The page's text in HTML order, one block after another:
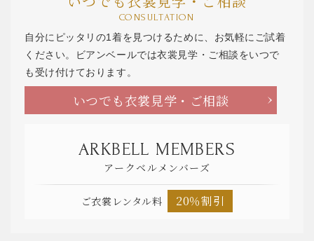
CONSULTATION
自分にピッタリの1着を見つけるために、お気軽にご試着
ください。ビアンベールでは衣裳見学・ご相談をいつで
も受け付けております。
いつでも衣裳見学・ご相談
ARKBELL MEMBERS
アークベルメンバーズ
ご衣裳レンタル料 20％割引